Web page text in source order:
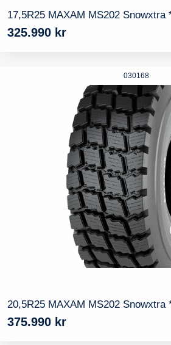
17,5R25 MAXAM MS202 Snowxtra
325.990 kr
030168
20,5R25 MAXAM MS202 Snowxtra
375.990 kr